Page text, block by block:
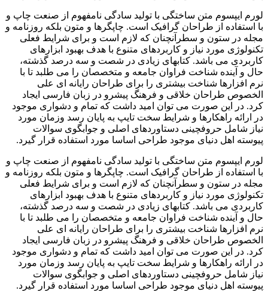
لورم ایپسوم متن ساختگی با تولید سادگی نامفهوم از صنعت چاپ و
با استفاده از طراحان گرافیک است. چاپگرها و متون بلکه روزنامه و
مجله در ستون و سطرآنچنان که لازم است و برای شرایط فعلی
تکنولوژی مورد نیاز و کاربردهای متنوع با هدف بهبود ابزارهای
کاربردی می باشد. کتابهای زیادی در شصت و سه درصد گذشته،
حال و آینده شناخت فراوان جامعه و متخصصان را می طلبد تا با
نرم افزارها شناخت بیشتری را برای طراحان رایانه ای علی
الخصوص طراحان خلاقی و فرهنگ پیشرو در زبان فارسی ایجاد
کرد. در این صورت می توان امید داشت که تمام و دشواری موجود
در ارائه راهکارها و شرایط سخت تایپ به پایان رسد وزمان مورد
نیاز شامل حروفچینی دستاوردهای اصلی و جوابگوی سوالات
پیوسته اهل دنیای موجود طراحی اساسا مورد استفاده قرار گیرد.
لورم ایپسوم متن ساختگی با تولید سادگی نامفهوم از صنعت چاپ و
با استفاده از طراحان گرافیک است. چاپگرها و متون بلکه روزنامه و
مجله در ستون و سطرآنچنان که لازم است و برای شرایط فعلی
تکنولوژی مورد نیاز و کاربردهای متنوع با هدف بهبود ابزارهای
کاربردی می باشد. کتابهای زیادی در شصت و سه درصد گذشته،
حال و آینده شناخت فراوان جامعه و متخصصان را می طلبد تا با
نرم افزارها شناخت بیشتری را برای طراحان رایانه ای علی
الخصوص طراحان خلاقی و فرهنگ پیشرو در زبان فارسی ایجاد
کرد. در این صورت می توان امید داشت که تمام و دشواری موجود
در ارائه راهکارها و شرایط سخت تایپ به پایان رسد وزمان مورد
نیاز شامل حروفچینی دستاوردهای اصلی و جوابگوی سوالات
پیوسته اهل دنیای موجود طراحی اساسا مورد استفاده قرار گیرد.